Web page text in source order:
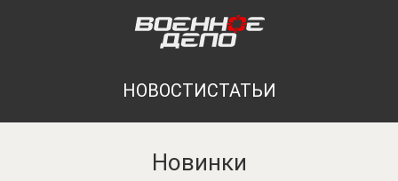
НОВОСТИСТАТЬИ
Новинки